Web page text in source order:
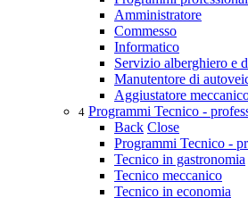
Amministratore
Commesso
Informatico
Servizio alberghiero e
Manutentore di
Aggiustatore
4 Programmi Tecnico -
Back Close
Programmi Tecnico -
Tecnico in gastronomia
Tecnico meccanico
Tecnico in economia